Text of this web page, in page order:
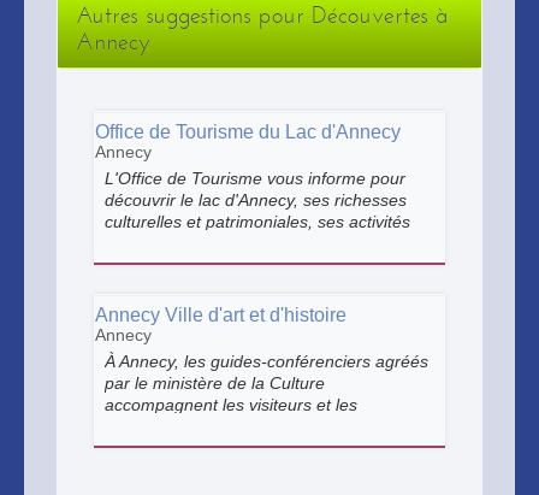
Autres suggestions pour Découvertes à
Annecy
Office de Tourisme du Lac d'Annecy
Annecy
L'Office de Tourisme vous informe pour
découvrir le lac d'Annecy, ses richesses
culturelles et patrimoniales, ses activités
Annecy Ville d'art et d'histoire
Annecy
À Annecy, les guides-conférenciers agréés
par le ministère de la Culture
accompagnent les visiteurs et les
patrimoine. Ils interviennent sur un